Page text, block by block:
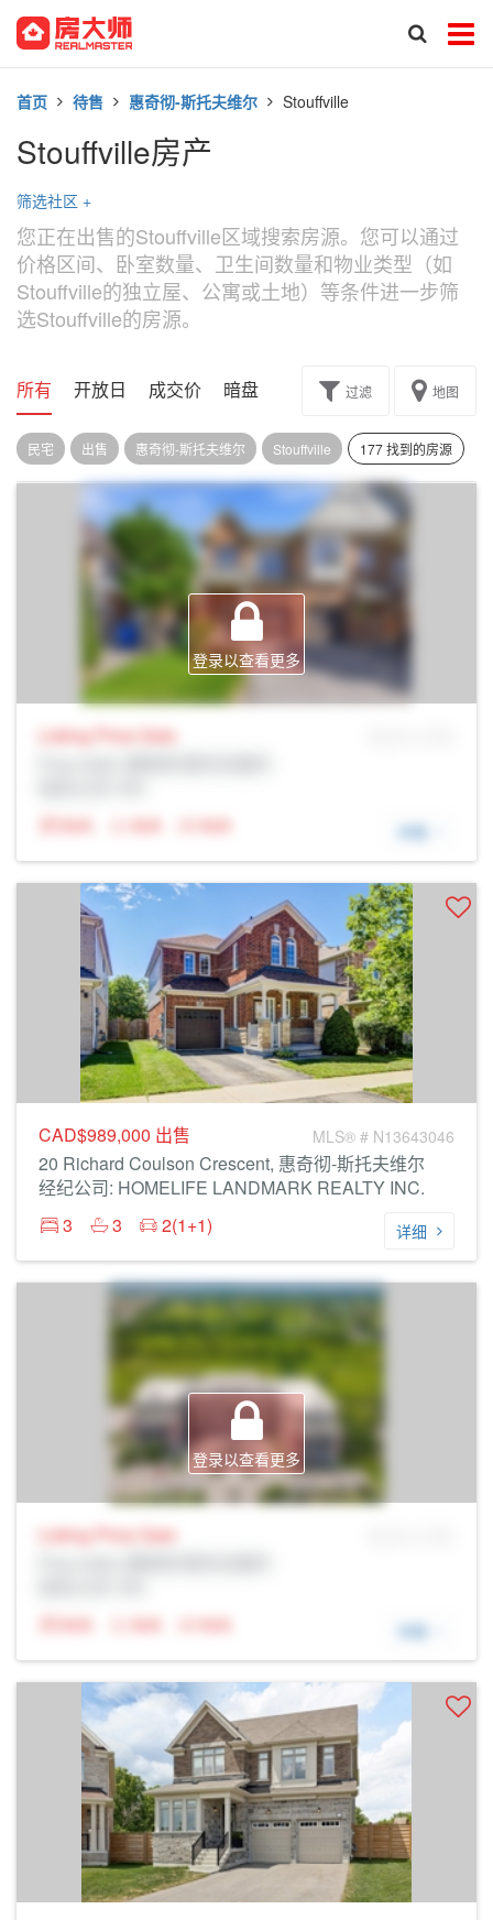
首页 待售 惠奇彻-斯托夫维尔 Stouffville
Stouffville房产
筛选社区 +
您正在出售的Stouffville区域搜索房源。您可以通过
价格区间、卧室数量、卫生间数量和物业类型（如
Stouffville的独立屋、公寓或土地）等条件进一步筛
选Stouffville的房源。
所有 开放日 成交价 暗盘 楼花转让过滤 地图
民宅 出售 惠奇彻-斯托夫维尔 Stouffville 177 找到的房源
登录以查看更多
Listing Price Sale
N/A
N/A N/A 详细
CAD$989,000 出售 MLS® # N13643046
20 Richard Coulson Crescent, 惠奇彻-斯托夫维尔
经纪公司: HOMELIFE LANDMARK REALTY INC.
3
3 2(1+1) 详细
登录以查看更多
Listing Price Sale
N/A
N/A N/A 详细